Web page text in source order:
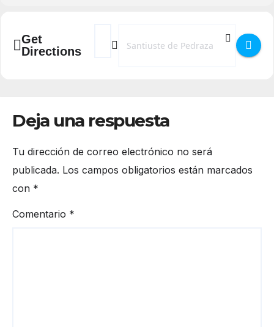
Get
Directions
Address - Acampada fin de curso en
Destination Address - Acampada fin
Deja una respuesta
Tu dirección de correo electrónico no será
publicada. Los campos obligatorios están marcados
con *
Comentario *